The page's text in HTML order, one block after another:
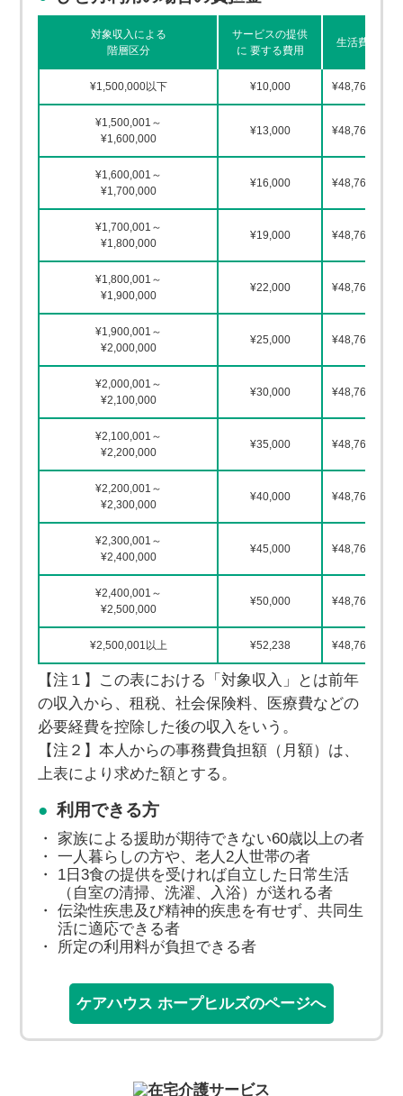
対象収入による
階層区分
サービスの提供
に 要する費用
生活費
¥1,500,000以下 ¥10,000 ¥48,764
¥1,500,001～
¥1,600,000
¥13,000 ¥48,764
¥1,600,001～
¥1,700,000
¥16,000 ¥48,764
¥1,700,001～
¥1,800,000
¥19,000 ¥48,764
¥1,800,001～
¥1,900,000
¥22,000 ¥48,764
¥1,900,001～
¥2,000,000
¥25,000 ¥48,764
¥2,000,001～
¥2,100,000
¥30,000 ¥48,764
¥2,100,001～
¥2,200,000
¥35,000 ¥48,764
¥2,200,001～
¥2,300,000
¥40,000 ¥48,764
¥2,300,001～
¥2,400,000
¥45,000 ¥48,764
¥2,400,001～
¥2,500,000
¥50,000 ¥48,764
¥2,500,001以上 ¥52,238 ¥48,764
【注１】この表における「対象収入」とは前年
の収入から、租税、社会保険料、医療費などの
必要経費を控除した後の収入をいう。
【注２】本人からの事務費負担額（月額）は、
上表により求めた額とする。
利用できる方
家族による援助が期待できない60歳以上の者
一人暮らしの方や、老人2人世帯の者
1日3食の提供を受ければ自立した日常生活
（自室の清掃、洗濯、入浴）が送れる者
伝染性疾患及び精神的疾患を有せず、共同生
活に適応できる者
所定の利用料が負担できる者
ケアハウス ホープヒルズのページへ